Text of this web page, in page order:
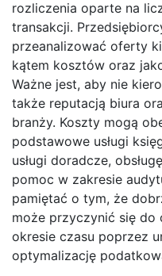
rozliczenia oparte na
transakcji.
przeanalizować oferty
kątem kosztów oraz
Ważne jest, aby nie
także reputacją biura
branży. Koszty mogą
podstawowe usługi
usługi doradcze,
pomoc w zakresie
pamiętać o tym, że
może przyczynić się do
okresie czasu poprzez
optymalizację